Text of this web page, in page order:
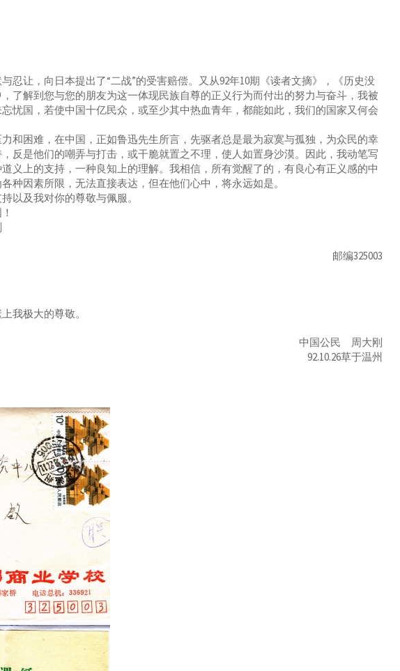
让，向日本提出了“二战”的受害赔偿。又从92年10期《读者文摘》，《历史没
了解到您与您的朋友为这一体现民族自尊的正义行为而付出的努力与奋斗，我被
忧国，若使中国十亿民众，或至少其中热血青年，都能如此，我们的国家又何会
困难，在中国，正如鲁迅先生所言，先驱者总是最为寂寞与孤独，为众民的幸
反是他们的嘲弄与打击，或干脆就置之不理，使人如置身沙漠。因此，我动笔写
义上的支持，一种良知上的理解。我相信，所有觉醒了的，有良心有正义感的中
种因素所限，无法直接表达，但在他们心中，将永远如是。
及我对你的尊敬与佩服。
邮编325003
我极大的尊敬。
中国公民 周大刚
92.10.26草于温州